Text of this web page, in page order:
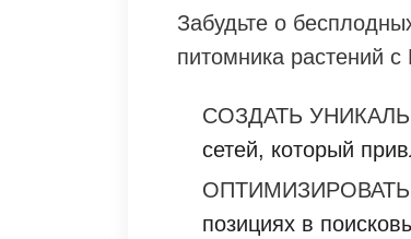
Забудьте о
питомника растений
СОЗДАТЬ
сетей, который
позициях в